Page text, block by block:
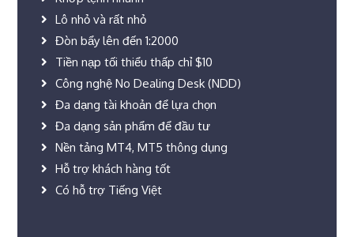
Lô nhỏ và rất nhỏ
Đòn bẩy lên đến 1:2000
Tiền nạp tối thiểu thấp chỉ $10
Công nghệ No Dealing Desk (NDD)
Đa dạng tài khoản để lựa chọn
Đa dạng sản phẩm để đầu tư
Nền tảng MT4, MT5 thông dụng
Hỗ trợ khách hàng tốt
Có hỗ trợ Tiếng Việt